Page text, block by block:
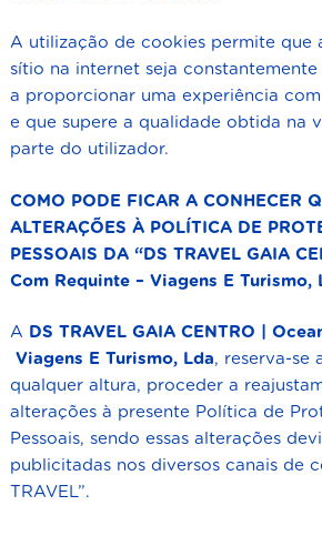
A utilização de cookies permite que
sítio na internet seja
a proporcionar uma experiência
e que supere a qualidade obtida na
parte do utilizador.
COMO PODE FICAR A CONHECER
ALTERAÇÕES À POLÍTICA DE
PESSOAIS DA “DS TRAVEL GAIA
Com Requinte – Viagens E Turismo,
A DS TRAVEL GAIA CENTRO |
Viagens E Turismo, Lda, reserva-se
qualquer altura, proceder a
alterações à presente Política de
Pessoais, sendo essas alterações
publicitadas nos diversos canais de
TRAVEL”.